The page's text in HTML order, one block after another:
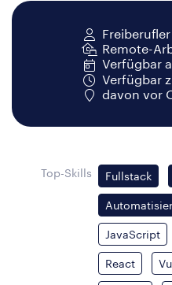
Remote-
Verfügbar
Verfügbar
davon vor
Top-Skills Fullstack
JavaScript
React